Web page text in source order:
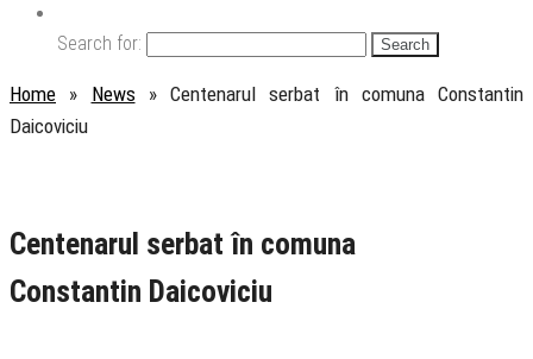
Search for:
Home » News » Centenarul serbat în comuna Constantin
Daicoviciu
Centenarul serbat în comuna
Constantin Daicoviciu